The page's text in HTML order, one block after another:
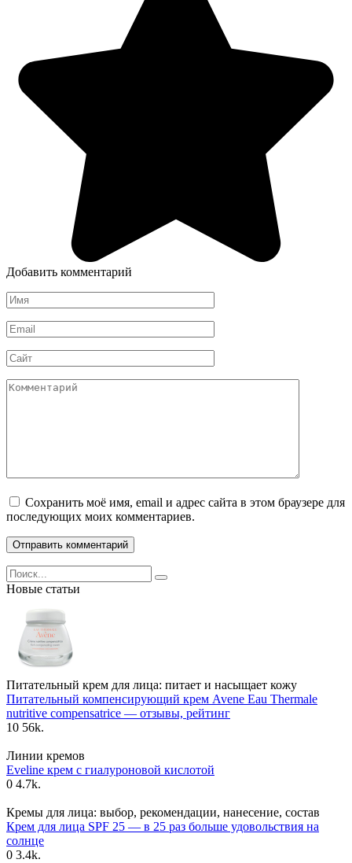
Добавить комментарий
Имя
*
Email
*
Сайт
Комментарий
Сохранить моё имя, email и адрес сайта в этом браузере для
последующих моих комментариев.
Search
for:
Новые статьи
Питательный крем для лица: питает и насыщает кожу
Питательный компенсирующий крем Avene Eau Thermale
nutritive compensatrice — отзывы, рейтинг
10 56k.
Линии кремов
Eveline крем с гиалуроновой кислотой
0 4.7k.
Кремы для лица: выбор, рекомендации, нанесение, состав
Крем для лица SPF 25 — в 25 раз больше удовольствия на
солнце
0 3.4k.